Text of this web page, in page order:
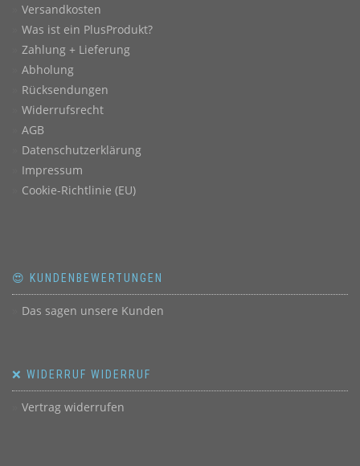
Versandkosten
Was ist ein PlusProdukt?
Zahlung + Lieferung
Abholung
Rücksendungen
Widerrufsrecht
AGB
Datenschutzerklärung
Impressum
Cookie-Richtlinie (EU)
😍 KUNDENBEWERTUNGEN
Das sagen unsere Kunden
❌ WIDERRUF WIDERRUF
Vertrag widerrufen